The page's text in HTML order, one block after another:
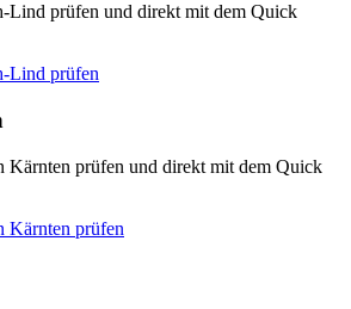
Lind prüfen und direkt mit dem Quick
Lind prüfen
Kärnten prüfen und direkt mit dem Quick
Kärnten prüfen